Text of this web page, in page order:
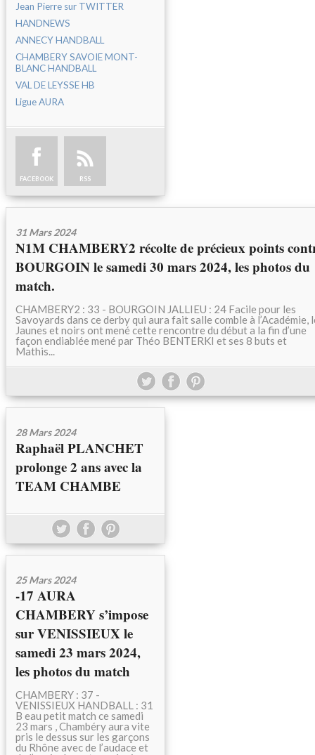
Jean Pierre sur TWITTER
HANDNEWS
ANNECY HANDBALL
CHAMBERY SAVOIE MONT-
BLANC HANDBALL
VAL DE LEYSSE HB
Ligue AURA
FACEBOOK RSS
31 Mars 2024
N1M CHAMBERY2 récolte de précieux points
BOURGOIN le samedi 30 mars 2024, les photos du
match.
CHAMBERY2 : 33 - BOURGOIN JALLIEU : 24 Facile pour les
Savoyards dans ce derby qui aura fait salle comble à l’Académie,
Jaunes et noirs ont mené cette rencontre du début a la fin d’une
façon endiablée mené par Théo BENTERKI et ses 8 buts et
Mathis...
28 Mars 2024
Raphaël PLANCHET
prolonge 2 ans avec la
TEAM CHAMBE
25 Mars 2024
-17 AURA
CHAMBERY s’impose
sur VENISSIEUX le
samedi 23 mars 2024,
les photos du match
CHAMBERY : 37 -
VENISSIEUX HANDBALL : 31
B eau petit match ce samedi
23 mars , Chambéry aura vite
pris le dessus sur les garçons
du Rhône avec de l’audace et